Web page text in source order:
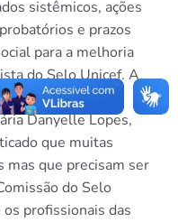
sistêmicos, ações
e prazos
para a melhoria
do Selo Unicef. A
Maria Isaura
Danyelle Lopes,
que muitas
mas que precisam ser
do Selo
profissionais das